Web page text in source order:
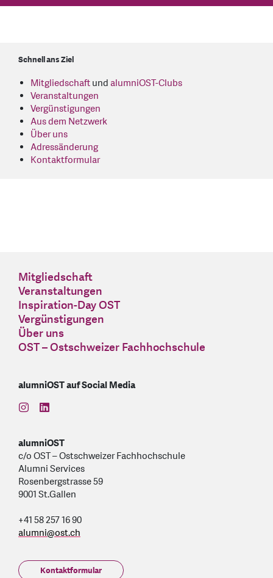
Schnell ans Ziel
MitgliedschaftundalumniOST-Clubs
Veranstaltungen
Vergünstigungen
Aus dem Netzwerk
Über uns
Adressänderung
Kontaktformular
Mitgliedschaft
Veranstaltungen
Inspiration-Day OST
Vergünstigungen
Über uns
OST – Ostschweizer Fachhochschule
alumniOST auf Social Media
find us on: instagram
find us on: linkedin
alumniOST
c/o OST – Ostschweizer Fachhochschule
Alumni Services
Rosenbergstrasse 59
9001 St.Gallen
+41 58 257 16 90
alumni@ost.ch
Kontaktformular